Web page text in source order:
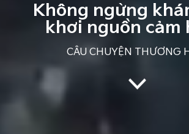
Không ngừng
khơi nguồn cảm
CÂU CHUYỆN THƯƠNG